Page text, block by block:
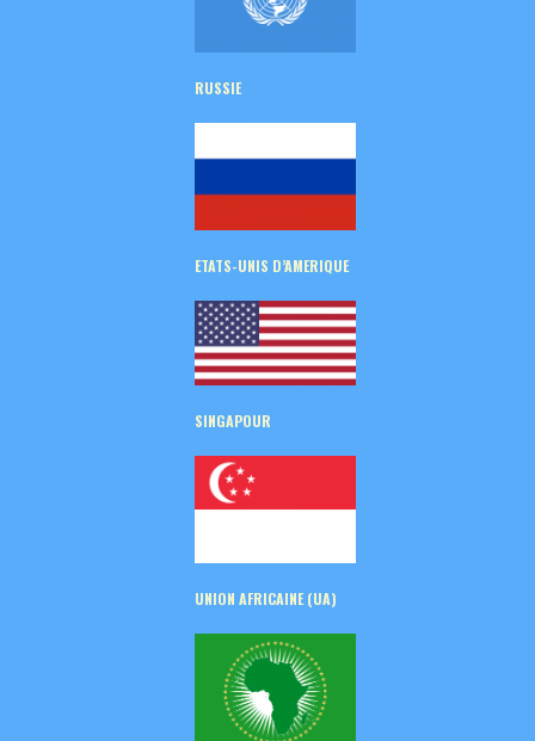
RUSSIE
ETATS-UNIS D’AMERIQUE
SINGAPOUR
UNION AFRICAINE (UA)